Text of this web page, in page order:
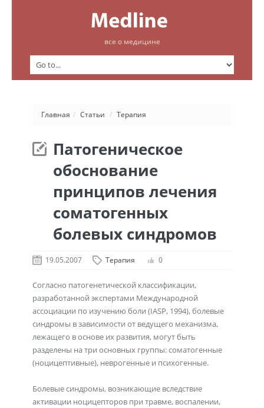
все о медицине
Главная / Статьи / Терапия
Патогеническое
обоснование
принципов лечения
соматогенных
болевых синдромов
19.05.2007 Терапия 0
Согласно патогенетической классификации,
разработанной экспертами Международной
ассоциации по изучению боли (IASP, 1994), болевые
синдромы в зависимости от ведущего механизма,
лежащего в основе их развития, могут быть
разделены на три основных группы: соматогенные
(ноцицептивные), неврогенные и психогенные.
Болевые синдромы, возникающие вследствие
активации ноцицепторов при травме, воспалении,